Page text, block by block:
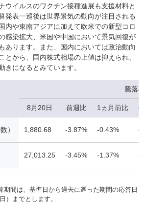
ウイルスのワクチン接種進展も支援材料と
発表一巡後は世界景気の動向が注目される
内や東南アジアに加えて欧米での新型コロ
感染拡大、米国や中国において景気回復が
あります。また、国内においては政治動向
とから、国内株式相場の上値は抑えられ、
きになるとみています。
騰落率
8月20日 前週比 1ヵ月前比 6
） 1,880.68 -3.87% -0.43% -
27,013.25 -3.45% -1.37% -
期間は、基準日から過去に遡った期間の応答日
）までとします。